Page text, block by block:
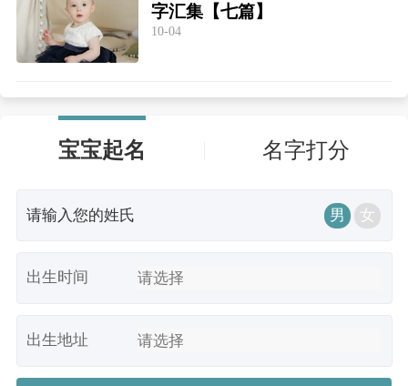
字汇集【七篇】
10-04
宝宝起名 名字打分
男 女
出生时间
出生地址